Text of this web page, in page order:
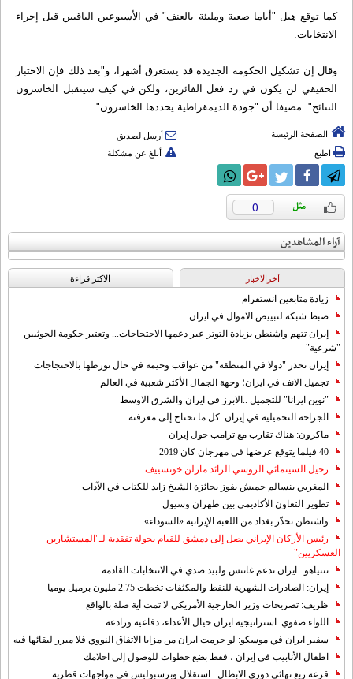
كما توقع هيل "أياما صعبة ومليئة بالعنف" في الأسبوعين الباقيين قبل إجراء
الانتخابات.
وقال إن تشكيل الحكومة الجديدة قد يستغرق أشهرا، و"بعد ذلك فإن الاختبار
الحقيقي لن يكون في رد فعل الفائزين، ولكن في كيف سيتقبل الخاسرون
النتائج". مضيفا أن "جودة الديمقراطية يحددها الخاسرون".
الصفحة الرئيسة
أرسل لصديق
اطبع
أبلغ عن مشكلة
0
آراء المشاهدين
آخرالاخبار الاکثر قراءة
زيادة متابعين انستقرام
ضبط شبكة لتبييض الاموال في ايران
إيران تتهم واشنطن بزيادة التوتر عبر دعمها الاحتجاجات... وتعتبر حكومة الحوثيين
"شرعية"
إيران تحذر "دولا في المنطقة" من عواقب وخيمة في حال تورطها بالاحتجاجات
تجميل الانف في ايران؛ وجهة الجمال الأكثر شعبية في العالم
"نوين ايرانا" للتجميل ..الابرز في ايران والشرق الاوسط
الجراحة التجميلية في إيران: كل ما تحتاج إلى معرفته
ماكرون: هناك تقارب مع ترامب حول إيران
40 فيلما يتوقع عرضها في مهرجان كان 2019
رحيل السينمائي الروسي الرائد مارلن خوتسييف
المغربي بنسالم حميش يفوز بجائزة الشيخ زايد للكتاب في الآداب
تطوير التعاون الأكاديمي بين طهران وسيول
واشنطن تحذّر بغداد من اللعبة الإيرانية «السوداء»
رئيس الأركان الإيراني يصل إلى دمشق للقيام بجولة تفقدية لـ"المستشارين
العسكريين"
نتنياهو : ايران تدعم غانتس ولبيد ضدي في الانتخابات القادمة
إيران: الصادرات الشهریة للنفط والمكثفات تخطت 2.75 مليون برميل يوميا
ظريف: تصريحات وزير الخارجية الأمريكي لا تمت أية صلة بالواقع
اللواء صفوي: استراتيجية ايران حيال الأعداء، دفاعية ورادعة
سفير ايران في موسكو: لو حرمت ايران من مزايا الاتفاق النووي فلا مبرر لبقائها فيه
اطفال الأنابيب في إيران ، فقط بضع خطوات للوصول إلى احلامك
قرعة ربع نهائي دوري الابطال.. استقلال وبرسبوليس في مواجهات قطرية